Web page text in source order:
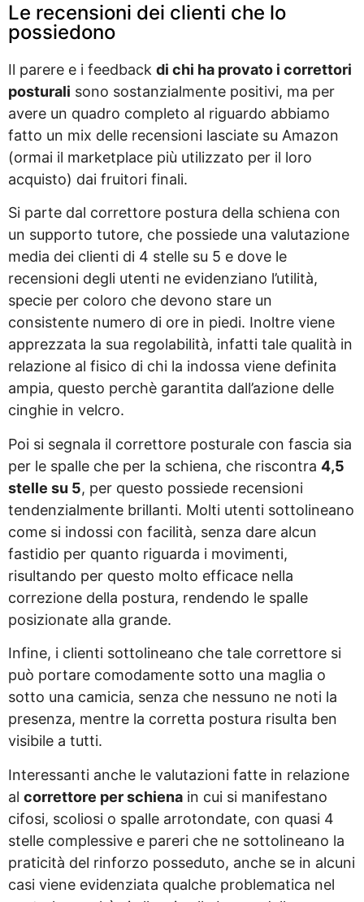
Le recensioni dei clienti che lo
possiedono
Il parere e i feedback di chi ha provato i correttori
posturali sono sostanzialmente positivi, ma per
avere un quadro completo al riguardo abbiamo
fatto un mix delle recensioni lasciate su Amazon
(ormai il marketplace più utilizzato per il loro
acquisto) dai fruitori finali.
Si parte dal correttore postura della schiena con
un supporto tutore, che possiede una valutazione
media dei clienti di 4 stelle su 5 e dove le
recensioni degli utenti ne evidenziano l’utilità,
specie per coloro che devono stare un
consistente numero di ore in piedi. Inoltre viene
apprezzata la sua regolabilità, infatti tale qualità in
relazione al fisico di chi la indossa viene definita
ampia, questo perchè garantita dall’azione delle
cinghie in velcro.
Poi si segnala il correttore posturale con fascia sia
per le spalle che per la schiena, che riscontra 4,5
stelle su 5, per questo possiede recensioni
tendenzialmente brillanti. Molti utenti sottolineano
come si indossi con facilità, senza dare alcun
fastidio per quanto riguarda i movimenti,
risultando per questo molto efficace nella
correzione della postura, rendendo le spalle
posizionate alla grande.
Infine, i clienti sottolineano che tale correttore si
può portare comodamente sotto una maglia o
sotto una camicia, senza che nessuno ne noti la
presenza, mentre la corretta postura risulta ben
visibile a tutti.
Interessanti anche le valutazioni fatte in relazione
al correttore per schiena in cui si manifestano
cifosi, scoliosi o spalle arrotondate, con quasi 4
stelle complessive e pareri che ne sottolineano la
praticità del rinforzo posseduto, anche se in alcuni
casi viene evidenziata qualche problematica nel